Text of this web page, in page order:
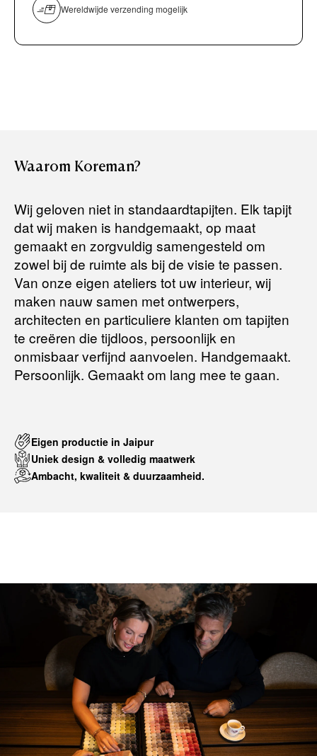
overmaken)
Bancontact / Mister Cash
aankoopbedrag zo snel mogelijk terug, maar uiterlijkbinnen 14
dagen na herroeping .
Voor meer informatie kunt u terecht op:
Terugbetalingsbeleid
Wereldwijde verzending mogelijk
Waarom Koreman?
Wij geloven niet in standaardtapijten. Elk tapijt
dat wij maken is handgemaakt, op maat
gemaakt en zorgvuldig samengesteld om
zowel bij de ruimte als bij de visie te passen.
Van onze eigen ateliers tot uw interieur, wij
maken nauw samen met ontwerpers,
architecten en particuliere klanten om tapijten
te creëren die tijdloos, persoonlijk en
onmisbaar verfijnd aanvoelen. Handgemaakt.
Persoonlijk. Gemaakt om lang mee te gaan.
Eigen productie in Jaipur
Uniek design & volledig maatwerk
Ambacht, kwaliteit & duurzaamheid.